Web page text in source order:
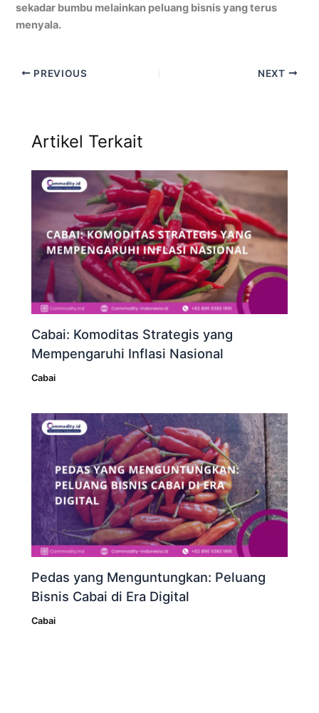
sekadar bumbu melainkan peluang bisnis yang terus
menyala.
PREVIOUS NEXT
Artikel Terkait
Cabai: Komoditas Strategis yang
Mempengaruhi Inflasi Nasional
Cabai
Pedas yang Menguntungkan: Peluang
Bisnis Cabai di Era Digital
Cabai